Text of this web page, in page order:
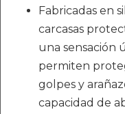
Fabricadas en
carcasas
una sensación
permiten
golpes y
capacidad de